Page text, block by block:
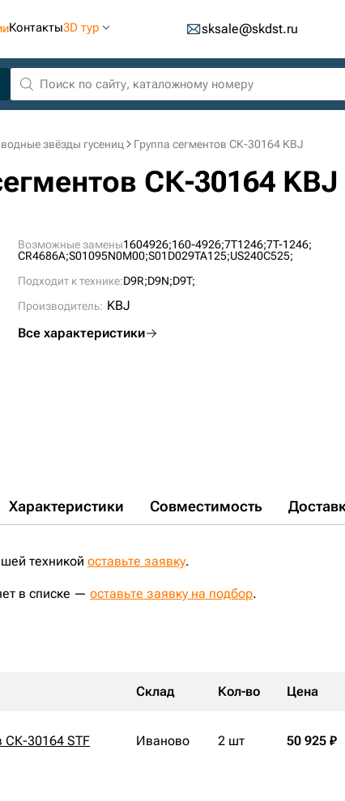
Контакты3D тур sksale@skdst.ru
звёзды гусениц Группа сегментов СК-30164 KBJ
СК-30164 KBJ
Возможные замены1604926;160-4926;7T1246;7T-1246;
CR4686A;S01095N0M00;S01D029TA125;US240C525;
Подходит к технике:D9R;D9N;D9T;
Производитель: KBJ
Все характеристики
Характеристики Совместимость
техникой оставьте заявку.
в списке — оставьте заявку на подбор.
Склад Кол-во Цена
СК-30164 STF Иваново 2 шт 50 925 ₽